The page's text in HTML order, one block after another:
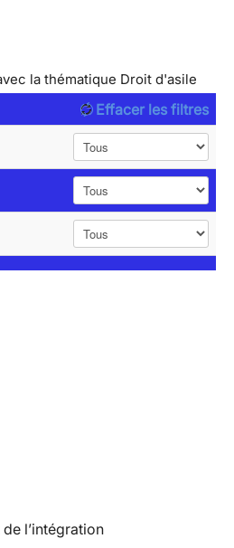
la thématique Droit d'asile
Effacer les filtres
de l’intégration